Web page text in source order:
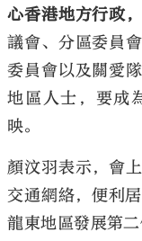
心香港地方行政，
議會、分區委員
委員會以及關愛
地區人士，要成
映。
顏汶羽表示，會
交通網絡，便利
龍東地區發展第